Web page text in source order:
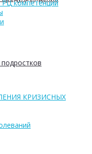
компетенций
КРИЗИСНЫХ